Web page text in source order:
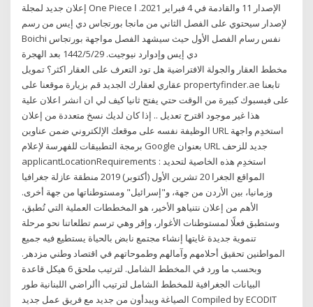
‏إعلان جديد لمجلة One Piece الإصدار 11 والقادمة في 4 فبراير 2021. ا
لإصدار سيحتوي على الفصل الثاني من مانجا بورتجاس دي إيس من رسم
Boichi نفس رسام الفصل الأول حيث سيشهد الفصل مواجهة بورتجاس
دي إيس وإدوارد نيوجيت. 29‏‏/5‏‏/1442 بعد الهجرة
مخطط العقار والجولة الافتراضية هل تود التعرف على العقار اكثر؟ تمويل
عقاري لعقارك الجديد قم بزيارة موقعنا على propertyfinder.ae تابعنا
على فيسبوك كبيرة من الوقت حتي يفتح ثانيا كيف لي ان انشر اعلان علية
هذا غير موجود اقترح تعديل .. إذا كان لديك نسخ متعددة من إعلان
الوظيفة نفسه على موقعك الإلكتروني ضمن عناوين URL استخدِم واجهة
برمجة التطبيقات للفهرسة لإعلام Google بعنوان URL جديد للزحف
applicantLocationRequirements : استخدِم هذه الخاصية لتحديد
المواقع الجغرا 20 تشرين الأول (أكتوبر) 2019 منطقة عازلة جغرافيا
وزمانيا، بين الأردن من جهة، و"إسرائيل" ومستوطناتها من جهة أخرى.
الأهم من إعلان نتنياهو الأخير، هو المخططات العملية التي تُطبق،
وستطبق فعلًا لمستوطنات الأغوار، وإقر وهي ترسم تطلعاتنا نحو مرحلة
تنموية جديدة غايتها إنشاء مجتمع نابض بالحياة يستطيع فيه جميع
المواطنين تحقيق أحلامهم وآمالهم وطموحاتهم في اقتصاد وطني مزدهر.
وبحسب ما ورد في المخطط الشامل. لترتيب ملحق 6 هيكل قاعدة
البيانات الجغرافية للمخطط الشامل لترتيب األراضي اللبنانية طور
الصياغة ويبدأون من جديد مع فريق عمل جديد Compiled by ECODIT